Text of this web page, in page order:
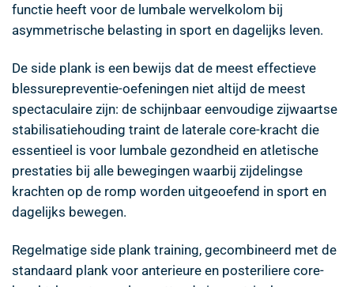
functie heeft voor de lumbale wervelkolom bij
asymmetrische belasting in sport en dagelijks leven.
De side plank is een bewijs dat de meest effectieve
blessurepreventie-oefeningen niet altijd de meest
spectaculaire zijn: de schijnbaar eenvoudige zijwaartse
stabilisatiehouding traint de laterale core-kracht die
essentieel is voor lumbale gezondheid en atletische
prestaties bij alle bewegingen waarbij zijdelingse
krachten op de romp worden uitgeoefend in sport en
dagelijks bewegen.
Regelmatige side plank training, gecombineerd met de
standaard plank voor anterieure en posteriliere core-